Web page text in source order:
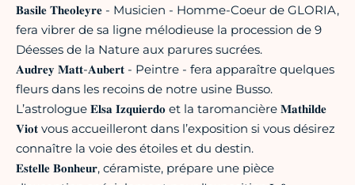
𝐁𝐚𝐬𝐢𝐥𝐞 𝐓𝐡𝐞𝐨𝐥𝐞𝐲𝐫𝐞 - Musicien - Homme-Coeur de GLORIA,
fera vibrer de sa ligne mélodieuse la procession de 9
Déesses de la Nature aux parures sucrées.
𝐀𝐮𝐝𝐫𝐞𝐲 𝐌𝐚𝐭𝐭-𝐀𝐮𝐛𝐞𝐫𝐭 - Peintre - fera apparaître quelques
fleurs dans les recoins de notre usine Busso.
L’astrologue 𝐄𝐥𝐬𝐚 𝐈𝐳𝐪𝐮𝐢𝐞𝐫𝐝𝐨 et la taromancière 𝐌𝐚𝐭𝐡𝐢𝐥𝐝𝐞
𝐕𝐢𝐨𝐭 vous accueilleront dans l’exposition si vous désirez
connaître la voie des étoiles et du destin.
𝐄𝐬𝐭𝐞𝐥𝐥𝐞 𝐁𝐨𝐧𝐡𝐞𝐮𝐫, céramiste, prépare une pièce